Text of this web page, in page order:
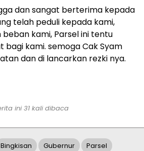
dan sangat berterima kepada
telah peduli kepada kami,
kami, Parsel ini tentu
kami. semoga Cak Syam
dan di lancarkan rezki nya.
ini 31kali dibaca
Bingkisan Gubernur Parsel